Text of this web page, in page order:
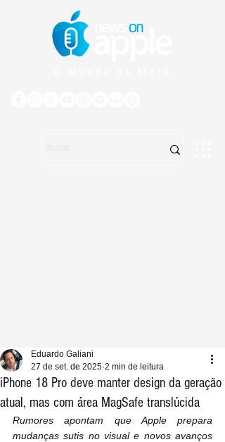
iPhone 18 Pro deve manter design da geração
atual, mas com área MagSafe translúcida
Eduardo Galiani
27 de set. de 2025 2 min de leitura
Rumores apontam que Apple prepara
mudanças sutis no visual e novos avanços